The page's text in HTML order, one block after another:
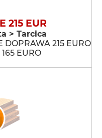
215 EUR
> Tarcica
DOPRAWA 215 EURO
EURO